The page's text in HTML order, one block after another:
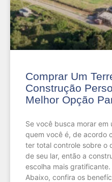
Comprar Um
Construção
Melhor Opção
Se você busca morar
quem você é, de acordo
ter total controle sobre o
de seu lar, então a
escolha mais gratificante.
Abaixo, confira os